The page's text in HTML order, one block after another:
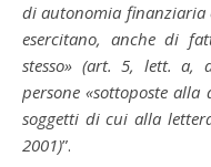
di autonomia finanziaria
esercitano, anche di
stesso» (art. 5, lett. a,
persone «sottoposte
soggetti di cui alla
2001)”.